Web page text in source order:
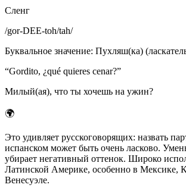
Сленг
/gor-DEE-toh/tah/
Буквальное значение: Пухляш(ка)
“Gordito, ¿qué quieres cenar?”
Милый(ая), что ты хочешь на ужин?
🌍
Это удивляет русскоговорящих: назвать
испанском может быть очень ласково.
убирает негативный оттенок. Широко
Латинской Америке, особенно в Мексике,
Венесуэле.